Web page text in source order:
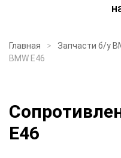
Главная Запчасти б/у
BMW E46
E46